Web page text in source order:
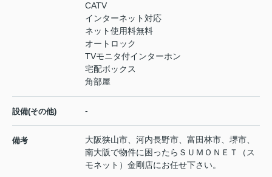
CATV
インターネット対応
ネット使用料無料
オートロック
TVモニタ付インターホン
宅配ボックス
角部屋
設備(その他) -
備考
大阪狭山市、河内長野市、富田林市、堺市、
南大阪で物件に困ったらＳＵＭＯＮＥＴ（ス
モネット）金剛店にお任せ下さい。